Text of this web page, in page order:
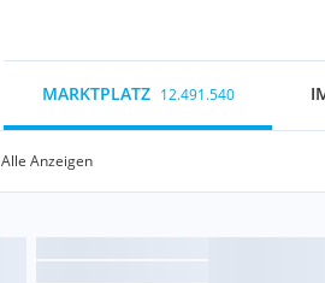
MARKTPLATZ 12.491.540
Alle Anzeigen